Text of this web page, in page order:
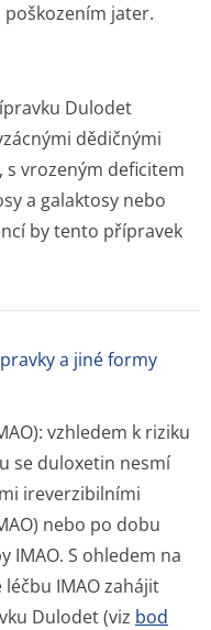
jater.
Dulodet
dědičnými
vrozeným deficitem
a galaktosy nebo
by tento přípravek
a jiné formy
vzhledem k riziku
se duloxetin nesmí
ireverzibilními
nebo po dobu
IMAO. S ohledem na
IMAO zahájit
Dulodet (viz bod